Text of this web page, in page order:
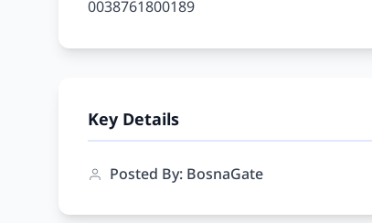
Key Details
Posted By: BosnaGate